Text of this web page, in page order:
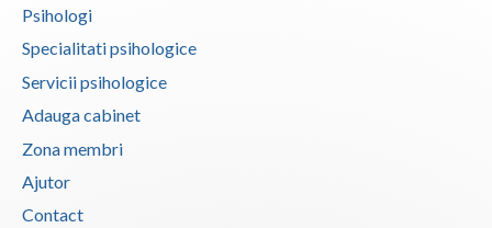
Psihologi
Specialitati psihologice
Servicii psihologice
Adauga cabinet
Zona membri
Ajutor
Contact